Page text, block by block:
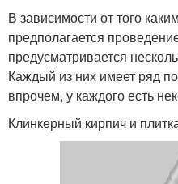
В зависимости от того
предполагается
предусматривается
Каждый из них имеет ряд
впрочем, у каждого есть
Клинкерный кирпич и